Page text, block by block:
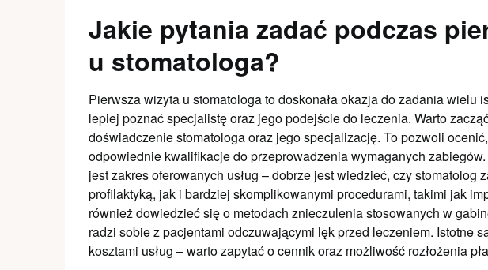
Jakie pytania zadać podczas
u stomatologa?
Pierwsza wizyta u stomatologa to doskonała okazja do zadania wielu
lepiej poznać specjalistę oraz jego podejście do leczenia. Warto
doświadczenie stomatologa oraz jego specjalizację. To pozwoli
odpowiednie kwalifikacje do przeprowadzenia wymaganych
jest zakres oferowanych usług – dobrze jest wiedzieć, czy stomatolog
profilaktyką, jak i bardziej skomplikowanymi procedurami, takimi jak
również dowiedzieć się o metodach znieczulenia stosowanych w
radzi sobie z pacjentami odczuwającymi lęk przed leczeniem. Istotne
kosztami usług – warto zapytać o cennik oraz możliwość rozłożenia